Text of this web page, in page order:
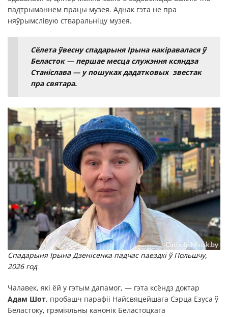
падтрыманнем працы музея. Аднак гэта не пра
няўрымслівую стваральніцу музея.
Сёлета ўвесну спадарыня Ірына накіравалася ў
Беласток — першае месца служэння ксяндза
Станіслава — у пошуках дадатковых звестак
пра святара.
Спадарыня Ірына Дзенісенка падчас паездкі ў Польшчу,
2026 год
Чалавек, які ёй у гэтым дапамог, — гэта ксёндз доктар
Адам Шот, пробашч парафіі Найсвяцейшага Сэрца Езуса ў
Беластоку, грэміяльны канонік Беластоцкага